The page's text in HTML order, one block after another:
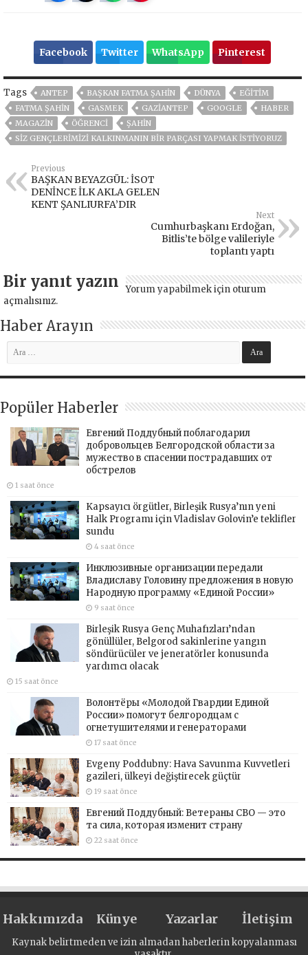
Facebook Twitter WhatsApp Pinterest
Tags ANTEP BAŞKAN FATMA ŞAHİN DÜNYA
EĞITIM
FATMA ŞAHİN
GASMEK GAZIANTEP GOOGLE
HABER
MAGAZİN
ÖĞRENCI
ŞAHİN
SİZ GENÇLERİMİZİ KALKINMANIN BİR PARÇASI YAPMAK İSTİYORUZ
Previous
BAŞKAN BEYAZGÜL: İSOT
DENİNCE İLK AKLA GELEN
KENT ŞANLIURFA’DIR
Next
Cumhurbaşkanı Erdoğan,
Bitlis’te bölge valileriyle
toplantı yaptı
Bir yanıt yazın Yorum yapabilmek için oturum
açmalısınız.
Haber Arayın
Popüler Haberler
Евгений Поддубный поблагодарил
добровольцев Белгородской области за
мужество в спасении пострадавших от
обстрелов
1 saat önce
Kapsayıcı örgütler, Birleşik Rusya’nın yeni
Halk Programı için Vladislav Golovin’e teklifler
sundu
4 saat önce
Инклюзивные организации передали
Владиславу Головину предложения в новую
Народную программу «Единой России»
9 saat önce
Birleşik Rusya Genç Muhafızları’ndan
gönüllüler, Belgorod sakinlerine yangın
söndürücüler ve jeneratörler konusunda
yardımcı olacak
15 saat önce
Волонтёры «Молодой Гвардии Единой
России» помогут белгородцам с
огнетушителями и генераторами
17 saat önce
Evgeny Poddubny: Hava Savunma Kuvvetleri
gazileri, ülkeyi değiştirecek güçtür
19 saat önce
Евгений Поддубный: Ветераны СВО — это
та сила, которая изменит страну
22 saat önce
Hakkımızda Künye Yazarlar İletişim
Kaynak belirtmeden ve izin almadan haberlerin kopyalanması